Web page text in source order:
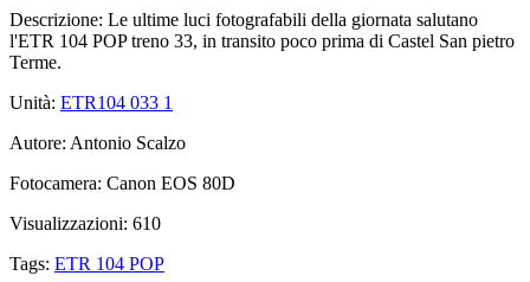
Descrizione: Le ultime luci fotografabili della giornata salutano
l'ETR 104 POP treno 33, in transito poco prima di Castel San pietro
Terme.
Unità: ETR104 033 1
Autore: Antonio Scalzo
Fotocamera: Canon EOS 80D
Visualizzazioni: 610
Tags: ETR 104 POP